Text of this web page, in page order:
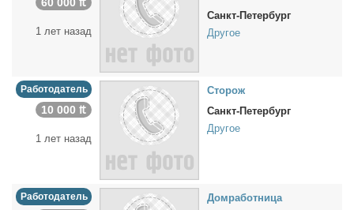
1 лет назад
Санкт-Петербург
Другое
Работодатель
10 000 ₶
1 лет назад
Сто­рож
Санкт-Петербург
Другое
Работодатель
Дом­ра­бот­ни­ца